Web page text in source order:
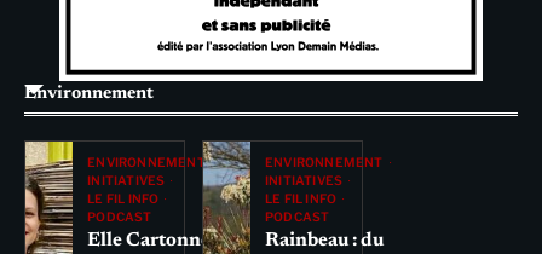
Environnement
ENVIRONNEMENT
INITIATIVES
LE FIL INFO
PODCAST
Elle Cartonne
ENVIRONNEMENT
INITIATIVES
LE FIL INFO
PODCAST
Rainbeau : du